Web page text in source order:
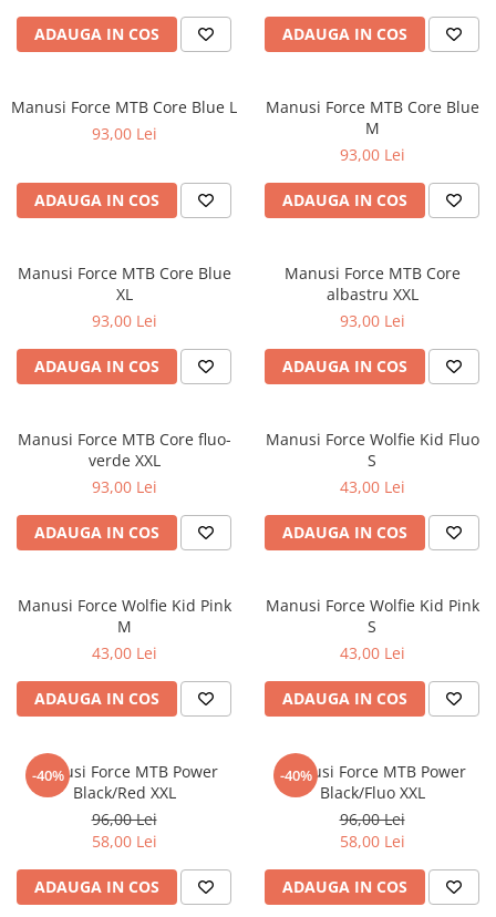
ADAUGA IN COS ADAUGA IN COS
Manusi Force MTB Core Blue L
93,00 Lei
ADAUGA IN COS
Manusi Force MTB Core Blue
M
93,00 Lei
ADAUGA IN COS
Manusi Force MTB Core Blue
XL
93,00 Lei
ADAUGA IN COS
Manusi Force MTB Core
albastru XXL
93,00 Lei
ADAUGA IN COS
Manusi Force MTB Core fluo-
verde XXL
93,00 Lei
ADAUGA IN COS
Manusi Force Wolfie Kid Fluo
S
43,00 Lei
ADAUGA IN COS
Manusi Force Wolfie Kid Pink
M
43,00 Lei
ADAUGA IN COS
Manusi Force Wolfie Kid Pink
S
43,00 Lei
ADAUGA IN COS
-40%
Manusi Force MTB Power
Black/Red XXL
96,00 Lei
58,00 Lei
ADAUGA IN COS
-40%
Manusi Force MTB Power
Black/Fluo XXL
96,00 Lei
58,00 Lei
ADAUGA IN COS